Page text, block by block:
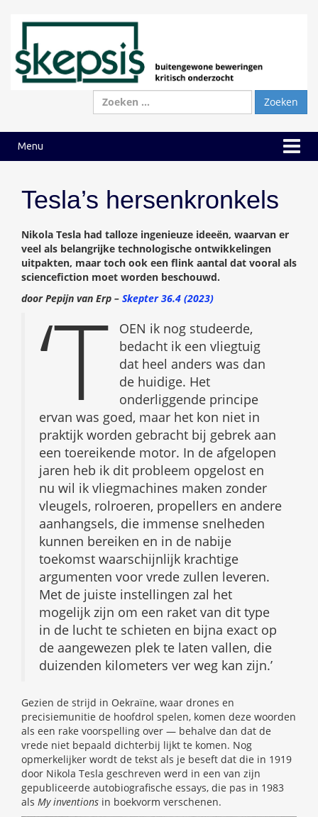
Zoeken
naar:
Menu
Tesla’s hersenkronkels
Nikola Tesla had talloze ingenieuze ideeën, waarvan er
veel als belangrijke technologische ontwikkelingen
uitpakten, maar toch ook een flink aantal dat vooral als
sciencefiction moet worden beschouwd.
door Pepijn van Erp – Skepter 36.4 (2023)
‘T
OEN ik nog studeerde,
bedacht ik een vliegtuig
dat heel anders was dan
de huidige. Het
onderliggende principe
ervan was goed, maar het kon niet in
praktijk worden gebracht bij gebrek aan
een toereikende motor. In de afgelopen
jaren heb ik dit probleem opgelost en
nu wil ik vliegmachines maken zonder
vleugels, rolroeren, propellers en andere
aanhangsels, die immense snelheden
kunnen bereiken en in de nabije
toekomst waarschijnlijk krachtige
argumenten voor vrede zullen leveren.
Met de juiste instellingen zal het
mogelijk zijn om een raket van dit type
in de lucht te schieten en bijna exact op
de aangewezen plek te laten vallen, die
duizenden kilometers ver weg kan zijn.’
Gezien de strijd in Oekraïne, waar drones en
precisiemunitie de hoofdrol spelen, komen deze woorden
als een rake voorspelling over — behalve dan dat de
vrede niet bepaald dichterbij lijkt te komen. Nog
opmerkelijker wordt de tekst als je beseft dat die in 1919
door Nikola Tesla geschreven werd in een van zijn
gepubliceerde autobiografische essays, die pas in 1983
als My inventions in boekvorm verschenen.